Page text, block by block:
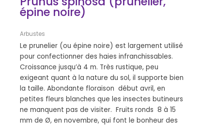
épine noire)
Arbustes
Le prunelier (ou épine noire) est largement utilisé
pour confectionner des haies infranchissables.
Croissance jusqu’à 4 m. Très rustique, peu
exigeant quant à la nature du sol, il supporte bien
la taille. Abondante floraison début avril, en
petites fleurs blanches que les insectes butineurs
ne manquent pas de visiter. Fruits ronds 8 à 15
mm de Ø, en novembre, qui font le bonheur des